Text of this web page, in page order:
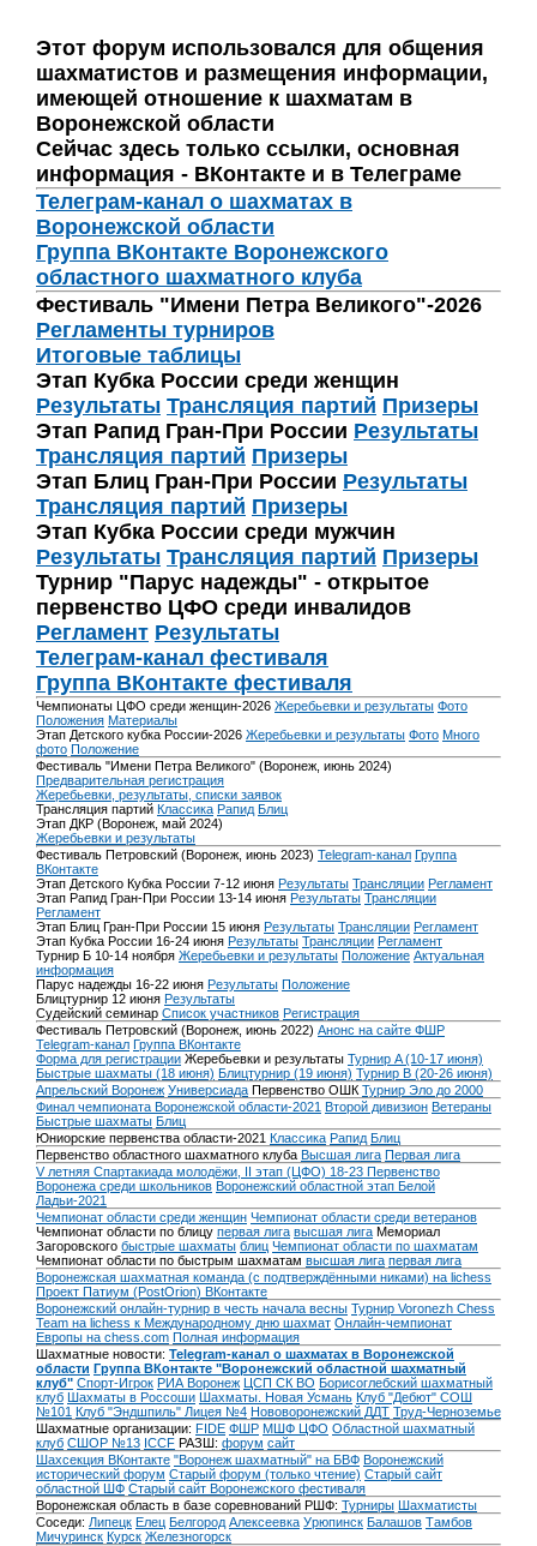
Этот форум использовался для общения
шахматистов и размещения информации,
имеющей отношение к шахматам в
Воронежской области
Сейчас здесь только ссылки, основная
информация - ВКонтакте и в Телеграме
Телеграм-канал о шахматах в
Воронежской области
Группа ВКонтакте Воронежского
областного шахматного клуба
Фестиваль "Имени Петра Великого"-2026
Регламенты турниров
Итоговые таблицы
Этап Кубка России среди женщин
Результаты Трансляция партий Призеры
Этап Рапид Гран-При России Результаты
Трансляция партий Призеры
Этап Блиц Гран-При России Результаты
Трансляция партий Призеры
Этап Кубка России среди мужчин
Результаты Трансляция партий Призеры
Турнир "Парус надежды" - открытое
первенство ЦФО среди инвалидов
Регламент Результаты
Телеграм-канал фестиваля
Группа ВКонтакте фестиваля
Чемпионаты ЦФО среди женщин-2026 Жеребьевки и результаты Фото
Положения Материалы
Этап Детского кубка России-2026 Жеребьевки и результаты Фото Много
фото Положение
Фестиваль "Имени Петра Великого" (Воронеж, июнь 2024)
Предварительная регистрация
Жеребьевки, результаты, списки заявок
Трансляция партий Классика Рапид Блиц
Этап ДКР (Воронеж, май 2024)
Жеребьевки и результаты
Фестиваль Петровский (Воронеж, июнь 2023) Telegram-канал Группа
ВКонтакте
Этап Детского Кубка России 7-12 июня Результаты Трансляции Регламент
Этап Рапид Гран-При России 13-14 июня Результаты Трансляции
Регламент
Этап Блиц Гран-При России 15 июня Результаты Трансляции Регламент
Этап Кубка России 16-24 июня Результаты Трансляции Регламент
Турнир Б 10-14 ноября Жеребьевки и результаты Положение Актуальная
информация
Парус надежды 16-22 июня Результаты Положение
Блицтурнир 12 июня Результаты
Судейский семинар Список участников Регистрация
Фестиваль Петровский (Воронеж, июнь 2022) Анонс на сайте ФШР
Telegram-канал Группа ВКонтакте
Форма для регистрации Жеребьевки и результаты Турнир A (10-17 июня)
Быстрые шахматы (18 июня) Блицтурнир (19 июня) Турнир B (20-26 июня)
Апрельский Воронеж Универсиада Первенство ОШК Турнир Эло до 2000
Финал чемпионата Воронежской области-2021 Второй дивизион Ветераны
Быстрые шахматы Блиц
Юниорские первенства области-2021 Классика Рапид Блиц
Первенство областного шахматного клуба Высшая лига Первая лига
V летняя Спартакиада молодёжи, II этап (ЦФО) 18-23 Первенство
Воронежа среди школьников Воронежский областной этап Белой
Ладьи-2021
Чемпионат области среди женщин Чемпионат области среди ветеранов
Чемпионат области по блицу первая лига высшая лига Мемориал
Загоровского быстрые шахматы блиц Чемпионат области по шахматам
Чемпионат области по быстрым шахматам высшая лига первая лига
Воронежская шахматная команда (с подтверждёнными никами) на lichess
Проект Патиум (PostOrion) ВКонтакте
Воронежский онлайн-турнир в честь начала весны Турнир Voronezh Chess
Team на lichess к Международному дню шахмат Онлайн-чемпионат
Европы на chess.com Полная информация
Шахматные новости: Telegram-канал о шахматах в Воронежской
области Группа ВКонтакте "Воронежский областной шахматный
клуб" Спорт-Игрок РИА Воронеж ЦСП СК ВО Борисоглебский шахматный
клуб Шахматы в Россоши Шахматы. Новая Усмань Клуб "Дебют" СОШ
№101 Клуб "Эндшпиль" Лицея №4 Нововоронежский ДДТ Труд-Черноземье
Шахматные организации: FIDE ФШР МШФ ЦФО Областной шахматный
клуб СШОР №13 ICCF РАЗШ: форум сайт
Шахсекция ВКонтакте "Воронеж шахматный" на БВФ Воронежский
исторический форум Cтарый форум (только чтение) Старый сайт
областной ШФ Старый сайт Воронежского фестиваля
Воронежская область в базе соревнований РШФ: Турниры Шахматисты
Соседи: Липецк Елец Белгород Алексеевка Урюпинск Балашов Тамбов
Мичуринск Курск Железногорск